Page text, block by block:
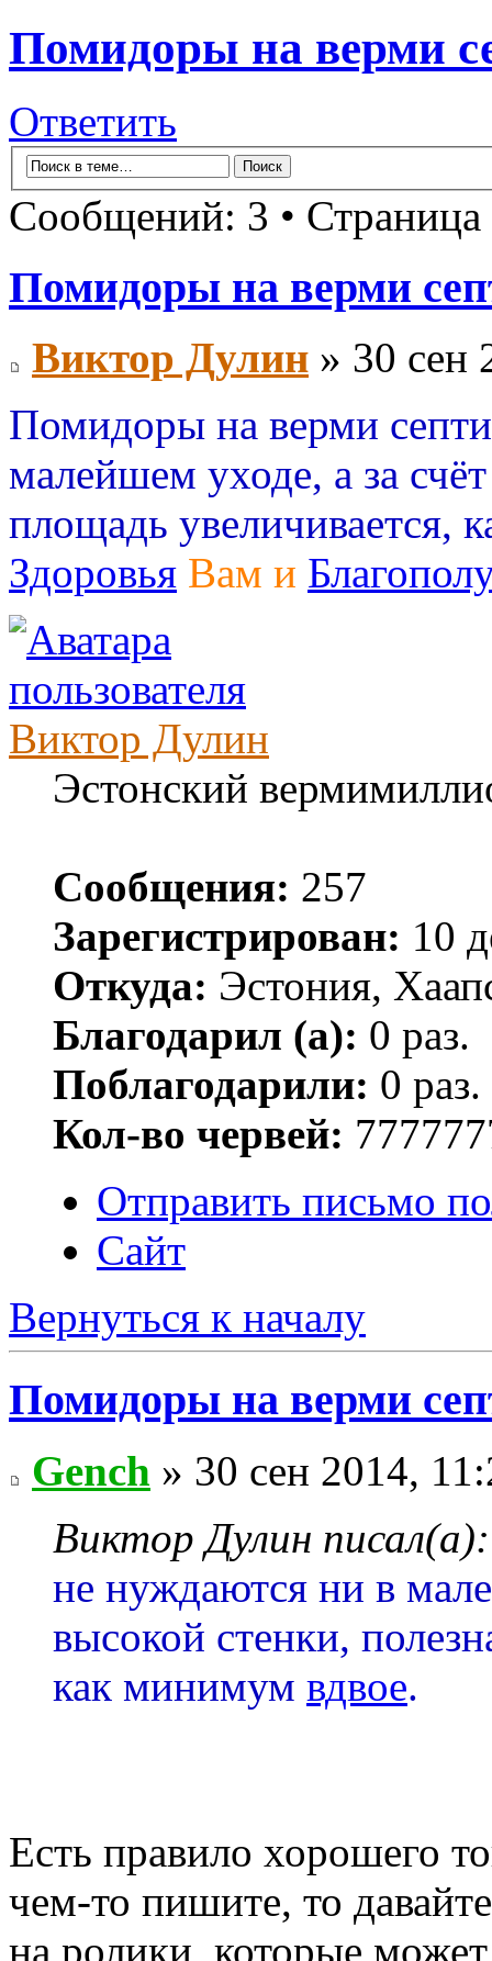
Помидоры на верми
Ответить
Сообщений: 3 • Страница
Помидоры на верми
Виктор Дулин » 30 сен
Помидоры на верми
малейшем уходе, а за
площадь увеличивается,
Здоровья Вам и
Виктор Дулин
Эстонский
Сообщения: 257
Зарегистрирован: 10
Откуда: Эстония,
Благодарил (а): 0 раз.
Поблагодарили: 0 раз.
Кол-во червей:
Отправить письмо
Сайт
Вернуться к началу
Помидоры на верми
Gench » 30 сен 2014,
Виктор Дулин писал(а):
не нуждаются ни в
высокой стенки,
как минимум вдвое.
Есть правило хорошего
чем-то пишите, то
на ролики, которые